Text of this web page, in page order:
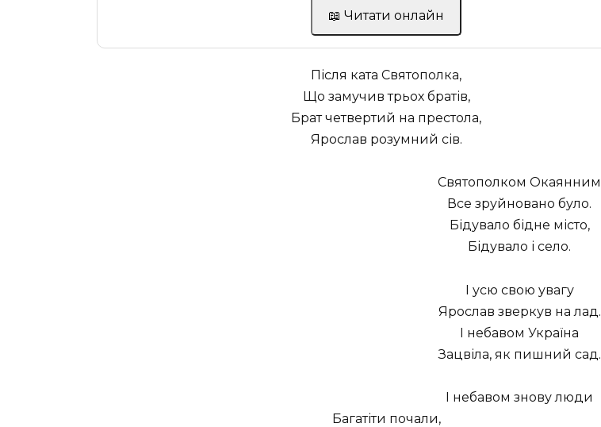
📖 Читати онлайн
Після ката Святополка,
Що замучив трьох братів,
Брат четвертий на престола,
Ярослав розумний сів.
Святополком Окаянним
Все зруйновано було.
Бідувало бідне місто,
Бідувало і село.
І усю свою увагу
Ярослав зверкув на лад.
І небавом Україна
Зацвіла, як пишний сад.
І небавом знову люди
Багатіти почали,